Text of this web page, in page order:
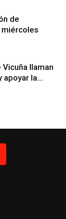
de
llaman
apoyar la...